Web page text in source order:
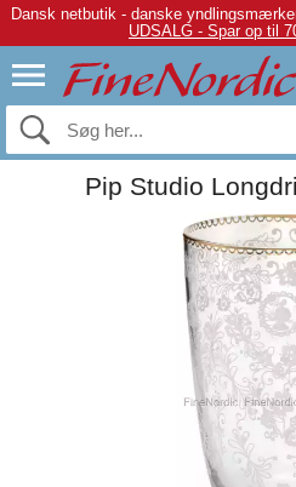
Dansk netbutik - danske
UDSALG - Spar op til
Pip Studio